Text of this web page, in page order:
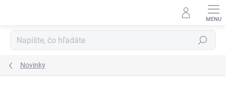
Hľadať
Novinky